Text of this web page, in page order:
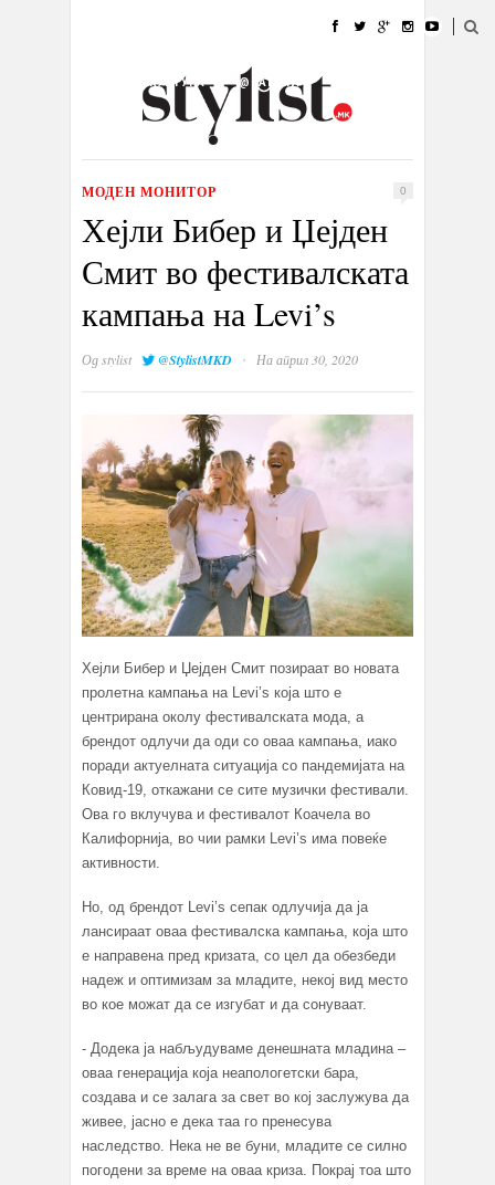
УБАВИНА
КУЛТУРА @РАБОТА
ИЗЛОГ
МОДЕН МОНИТОР 0
Хејли Бибер и Џејден
Смит во фестивалската
кампања на Levi’s
Одstylist @StylistMKD · На април 30, 2020
Хејли Бибер и Џејден Смит позираат во новата
пролетна кампања на Levi’s која што е
центрирана околу фестивалската мода, а
брендот одлучи да оди со оваа кампања, иако
поради актуелната ситуација со пандемијата на
Ковид-19, откажани се сите музички фестивали.
Ова го вклучува и фестивалот Коачела во
Калифорнија, во чии рамки Levi’s има повеќе
активности.
Но, од брендот Levi’s сепак одлучија да ја
лансираат оваа фестивалска кампања, која што
е направена пред кризата, со цел да обезбеди
надеж и оптимизам за младите, некој вид место
во кое можат да се изгубат и да сонуваат.
- Додека ја набљудуваме денешната младина –
оваа генерација која неапологетски бара,
создава и се залага за свет во кој заслужува да
живее, јасно е дека таа го пренесува
наследство. Нека не ве буни, младите се силно
погодени за време на оваа криза. Покрај тоа што